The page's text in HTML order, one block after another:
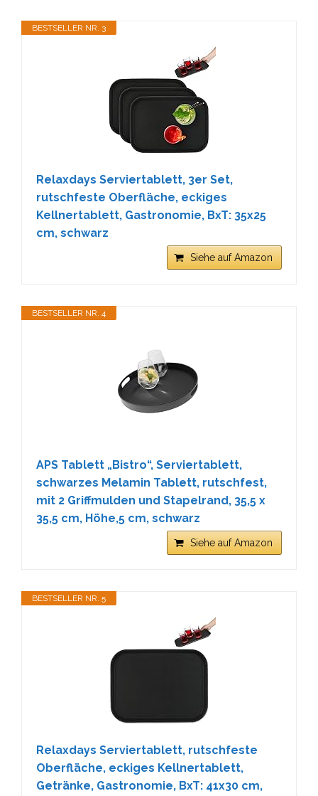
BESTSELLER NR. 3
Relaxdays Serviertablett, 3er Set,
rutschfeste Oberfläche, eckiges
Kellnertablett, Gastronomie, BxT: 35x25
cm, schwarz
Siehe auf Amazon
BESTSELLER NR. 4
APS Tablett „Bistro“, Serviertablett,
schwarzes Melamin Tablett, rutschfest,
mit 2 Griffmulden und Stapelrand, 35,5 x
35,5 cm, Höhe,5 cm, schwarz
Siehe auf Amazon
BESTSELLER NR. 5
Relaxdays Serviertablett, rutschfeste
Oberfläche, eckiges Kellnertablett,
Getränke, Gastronomie, BxT: 41x30 cm,